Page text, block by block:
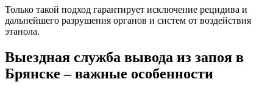
Только такой подход гарантирует исключение рецидива и
дальнейшего разрушения органов и систем от воздействия
этанола.
Выездная служба вывода из запоя в
Брянске – важные особенности